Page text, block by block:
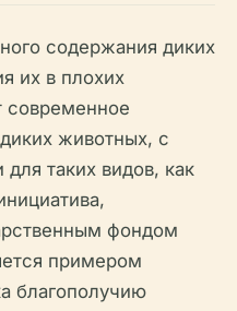
содержания диких
их в плохих
современное
животных, с
таких видов, как
фондом
примером
благополучию